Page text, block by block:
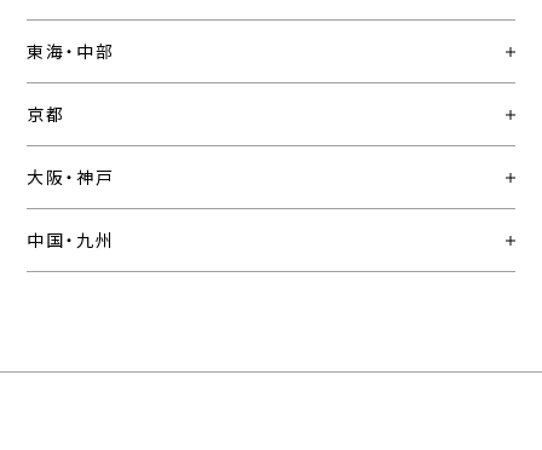
東海・中部
京都
大阪・神戸
中国・九州